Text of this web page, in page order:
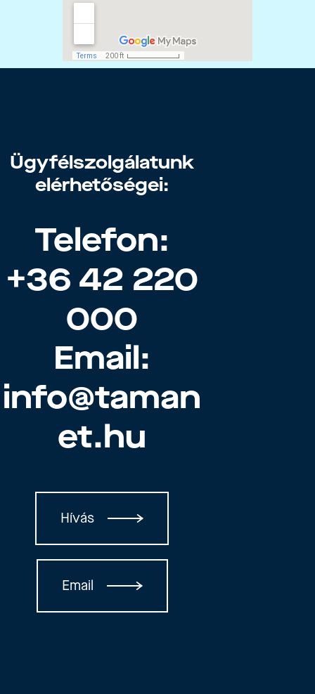
Ügyfélszolgálatunk
elérhetőségei:
Telefon:
+36 42 220
000
Email:
info@taman
et.hu
Hívás
Email